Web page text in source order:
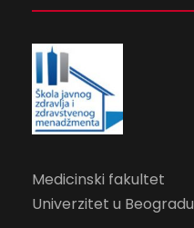
Medicinski fakultet
Univerzitet u Beogradu